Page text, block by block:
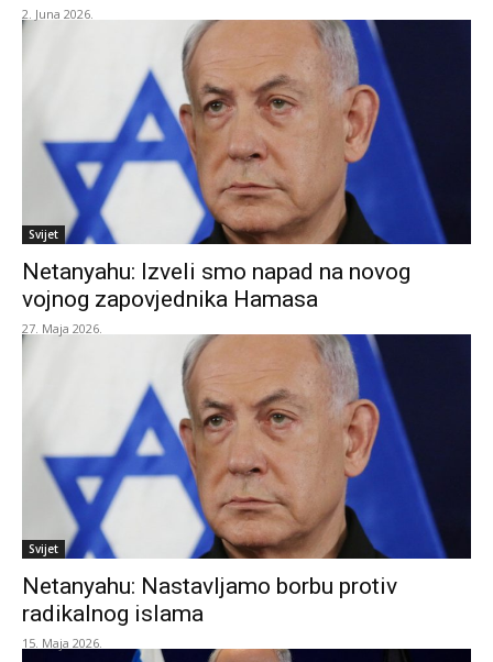
2. Juna 2026.
Svijet
Netanyahu: Izveli smo napad na novog
vojnog zapovjednika Hamasa
27. Maja 2026.
Svijet
Netanyahu: Nastavljamo borbu protiv
radikalnog islama
15. Maja 2026.